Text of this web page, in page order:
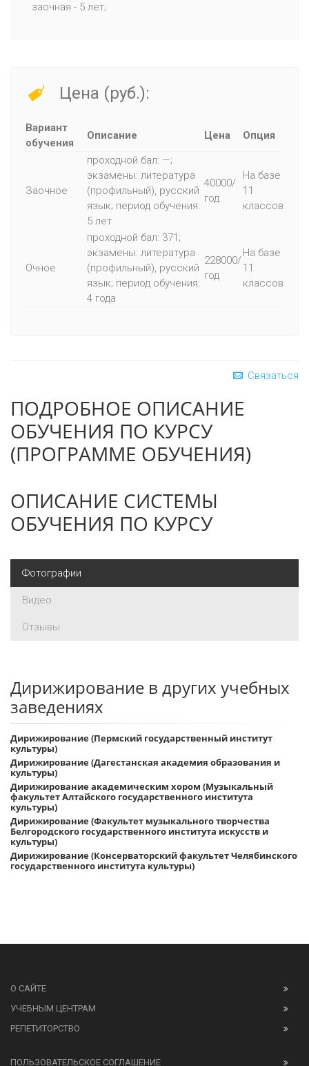
заочная - 5 лет;
Цена (руб.):
Вариант
обучения
Описание Цена Опция
Заочное
проходной бал: —;
экзамены: литература
(профильный), русский
язык; период обучения:
5 лет
40000/
год
На базе
11
классов
Очное
проходной бал: 371;
экзамены: литература
(профильный), русский
язык; период обучения:
4 года
228000/
год
На базе
11
классов
Связаться
ПОДРОБНОЕ ОПИСАНИЕ
ОБУЧЕНИЯ ПО КУРСУ
(ПРОГРАММЕ ОБУЧЕНИЯ)
ОПИСАНИЕ СИСТЕМЫ
ОБУЧЕНИЯ ПО КУРСУ
Фотографии
Видео
Отзывы
Дирижирование в других учебных
заведениях
Дирижирование (Пермский государственный институт
культуры)
Дирижирование (Дагестанская академия образования и
культуры)
Дирижирование академическим хором (Музыкальный
факультет Алтайского государственного института
культуры)
Дирижирование (Факультет музыкального творчества
Белгородского государственного института искусств и
культуры)
Дирижирование (Консерваторский факультет Челябинского
государственного института культуры)
О САЙТЕ
УЧЕБНЫМ ЦЕНТРАМ
РЕПЕТИТОРСТВО
ПОЛЬЗОВАТЕЛЬСКОЕ СОГЛАШЕНИЕ